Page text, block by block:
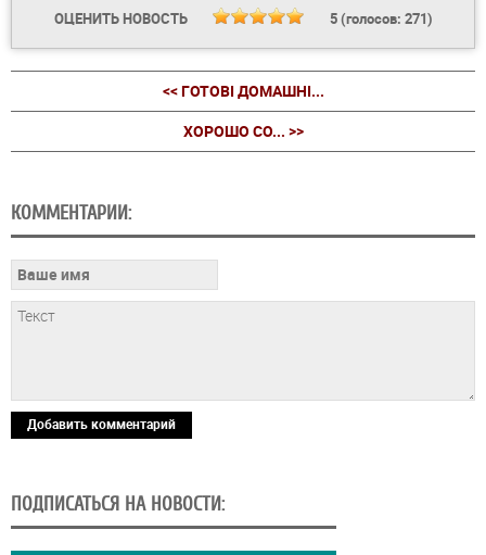
ОЦЕНИТЬ НОВОСТЬ 5(голосов: 271)
<< ГОТОВІ ДОМАШНІ...
ХОРОШО СО... >>
КОММЕНТАРИИ:
Добавить комментарий
ПОДПИСАТЬСЯ НА НОВОСТИ: